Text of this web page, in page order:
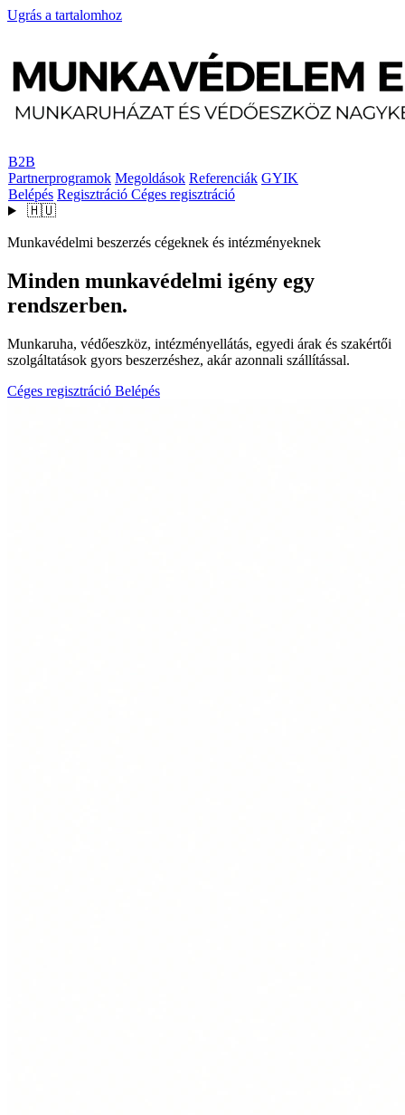
Ugrás a tartalomhoz
B2B
Partnerprogramok Megoldások Referenciák GYIK
Belépés Regisztráció Céges regisztráció
🇭🇺
Munkavédelmi beszerzés cégeknek és intézményeknek
Minden munkavédelmi igény egy
rendszerben.
Munkaruha, védőeszköz, intézményellátás, egyedi árak és szakértői
szolgáltatások gyors beszerzéshez, akár azonnali szállítással.
Céges regisztráció Belépés